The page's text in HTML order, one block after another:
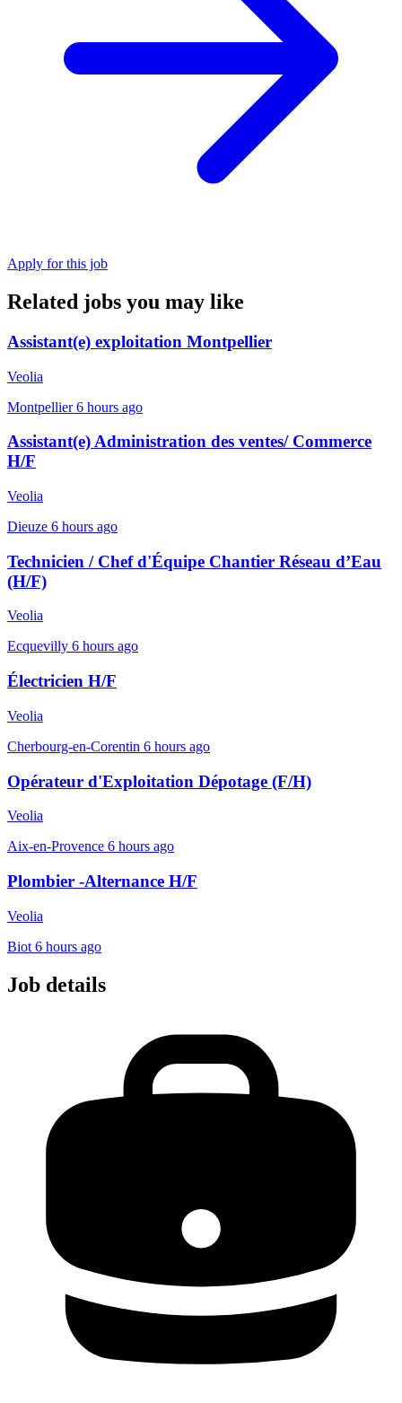
Apply for this job
Related jobs you may like
Assistant(e) exploitation Montpellier
Veolia
Montpellier 6 hours ago
Assistant(e) Administration des ventes/ Commerce
H/F
Veolia
Dieuze 6 hours ago
Technicien / Chef d'Équipe Chantier Réseau d’Eau
(H/F)
Veolia
Ecquevilly 6 hours ago
Électricien H/F
Veolia
Cherbourg-en-Corentin 6 hours ago
Opérateur d'Exploitation Dépotage (F/H)
Veolia
Aix-en-Provence 6 hours ago
Plombier -Alternance H/F
Veolia
Biot 6 hours ago
Job details